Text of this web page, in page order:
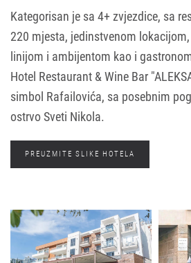
Kategorisan je sa 4+ zvjezdice, sa
220 mjesta, jedinstvenom
linijom i ambijentom kao i
Hotel Restaurant & Wine Bar
simbol Rafailovića, sa posebnim
ostrvo Sveti Nikola.
PREUZMITE SLIKE HOTELA